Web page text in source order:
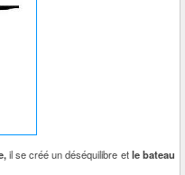
il se créé un déséquilibre etle bateau